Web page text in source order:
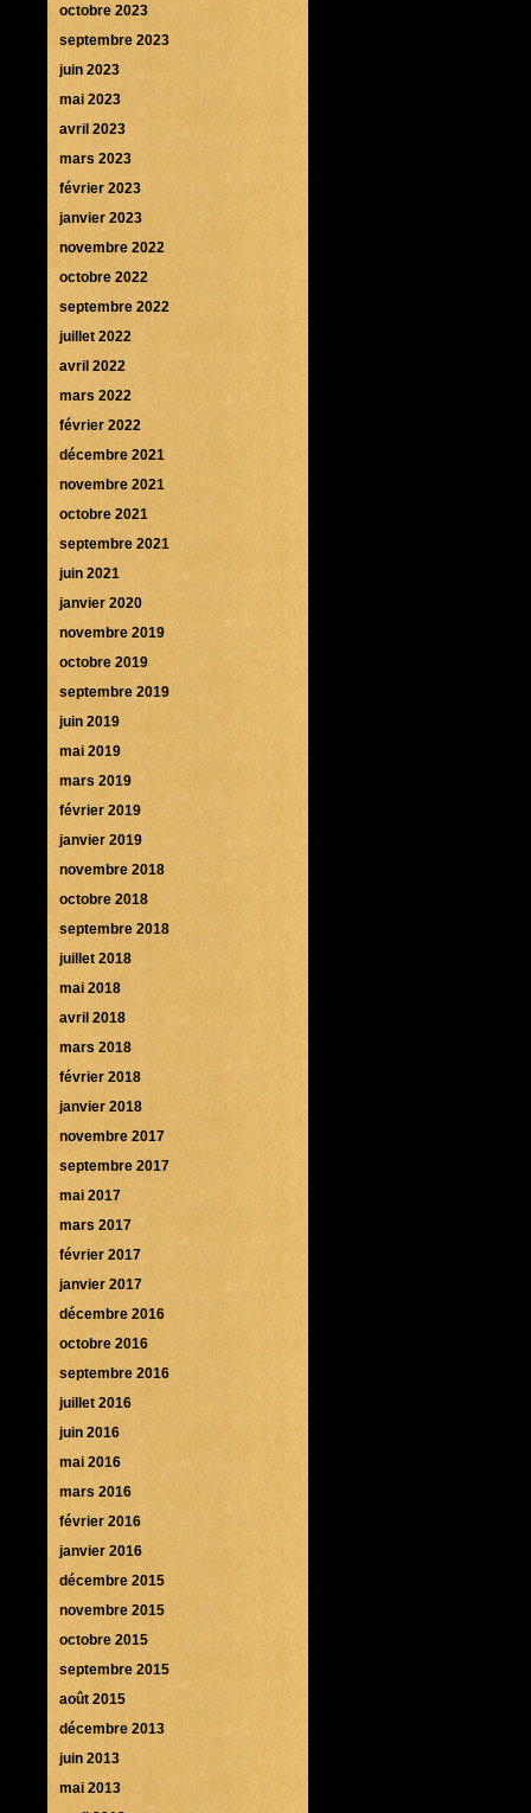
octobre 2023
septembre 2023
juin 2023
mai 2023
avril 2023
mars 2023
février 2023
janvier 2023
novembre 2022
octobre 2022
septembre 2022
juillet 2022
avril 2022
mars 2022
février 2022
décembre 2021
novembre 2021
octobre 2021
septembre 2021
juin 2021
janvier 2020
novembre 2019
octobre 2019
septembre 2019
juin 2019
mai 2019
mars 2019
février 2019
janvier 2019
novembre 2018
octobre 2018
septembre 2018
juillet 2018
mai 2018
avril 2018
mars 2018
février 2018
janvier 2018
novembre 2017
septembre 2017
mai 2017
mars 2017
février 2017
janvier 2017
décembre 2016
octobre 2016
septembre 2016
juillet 2016
juin 2016
mai 2016
mars 2016
février 2016
janvier 2016
décembre 2015
novembre 2015
octobre 2015
septembre 2015
août 2015
décembre 2013
juin 2013
mai 2013